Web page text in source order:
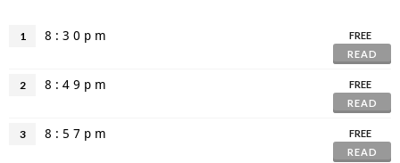
1 8 : 3 0 p m
FREE
READ
2 8 : 4 9 p m
FREE
READ
3 8 : 5 7 p m
FREE
READ